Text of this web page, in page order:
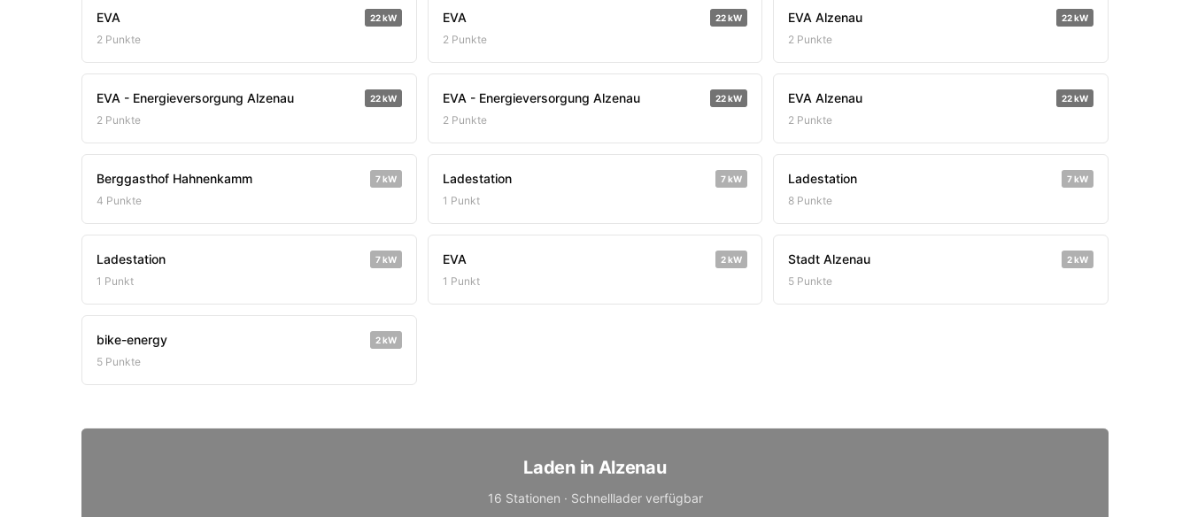
EVA 22 kW
2 Punkte
EVA 22 kW
2 Punkte
EVA Alzenau 22 kW
2 Punkte
EVA - Energieversorgung Alzenau 22 kW
2 Punkte
EVA - Energieversorgung Alzenau 22 kW
2 Punkte
EVA Alzenau 22 kW
2 Punkte
Berggasthof Hahnenkamm 7 kW
4 Punkte
Ladestation 7 kW
1 Punkt
Ladestation 7 kW
8 Punkte
Ladestation 7 kW
1 Punkt
EVA 2 kW
1 Punkt
Stadt Alzenau 2 kW
5 Punkte
bike-energy 2 kW
5 Punkte
Laden in Alzenau
16 Stationen · Schnelllader verfügbar